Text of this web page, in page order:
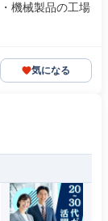
機械製品の工場
気になる